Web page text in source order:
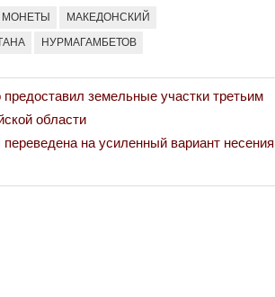
МОНЕТЫ МАКЕДОНСКИЙ
НУРМАГАМБЕТОВ
предоставил земельные участки третьим
области
на усиленный вариант несения